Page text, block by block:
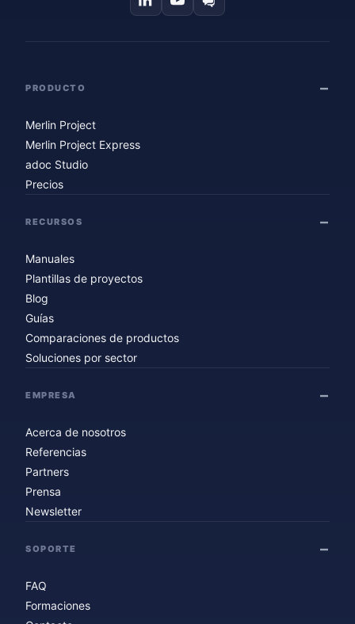
PRODUCTO
Merlin Project
Merlin Project Express
adoc Studio
Precios
RECURSOS
Manuales
Plantillas de proyectos
Blog
Guías
Comparaciones de productos
Soluciones por sector
EMPRESA
Acerca de nosotros
Referencias
Partners
Prensa
Newsletter
SOPORTE
FAQ
Formaciones